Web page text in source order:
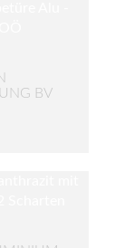
BV